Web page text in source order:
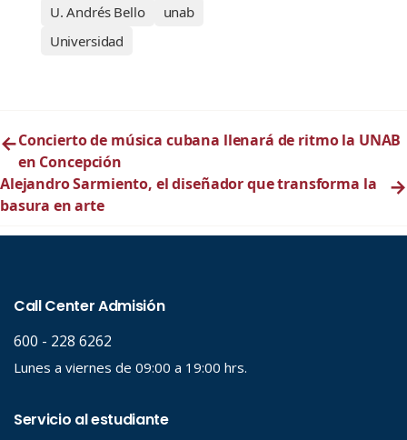
U. Andrés Bello
unab
Universidad
←Concierto de música cubana llenará de ritmo la UNAB
en Concepción
Alejandro Sarmiento, el diseñador que transforma la
basura en arte
→